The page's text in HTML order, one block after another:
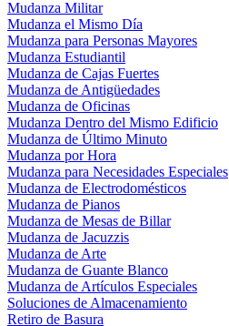
Mudanza Militar
Mudanza el Mismo Día
Mudanza para Personas Mayores
Mudanza Estudiantil
Mudanza de Cajas Fuertes
Mudanza de Antigüedades
Mudanza de Oficinas
Mudanza Dentro del Mismo Edificio
Mudanza de Último Minuto
Mudanza por Hora
Mudanza para Necesidades Especiales
Mudanza de Electrodomésticos
Mudanza de Pianos
Mudanza de Mesas de Billar
Mudanza de Jacuzzis
Mudanza de Arte
Mudanza de Guante Blanco
Mudanza de Artículos Especiales
Soluciones de Almacenamiento
Retiro de Basura